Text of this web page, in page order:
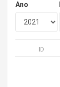
Ano
ID